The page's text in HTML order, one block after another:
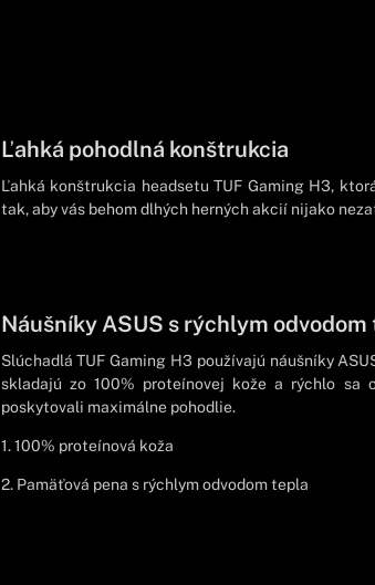
Ľahká pohodlná konštrukcia
Ľahká konštrukcia headsetu TUF Gaming H3,
tak, aby vás behom dlhých herných akcií nijako
Náušníky ASUS s rýchlym odvodom
Slúchadlá TUF Gaming H3 používajú náušníky
skladajú zo 100% proteínovej kože a rýchlo sa
poskytovali maximálne pohodlie.
1. 100% proteínová koža
2. Pamäťová pena s rýchlym odvodom tepla